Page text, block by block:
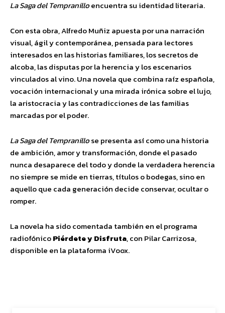
La Saga del Tempranilloencuentra su identidad literaria.
Con esta obra, Alfredo Muñiz apuesta por una narración
visual, ágil y contemporánea, pensada para lectores
interesados en las historias familiares, los secretos de
alcoba, las disputas por la herencia y los escenarios
vinculados al vino. Una novela que combina raíz española,
vocación internacional y una mirada irónica sobre el lujo,
la aristocracia y las contradicciones de las familias
marcadas por el poder.
La Saga del Tempranillose presenta así como una historia
de ambición, amor y transformación, donde el pasado
nunca desaparece del todo y donde la verdadera herencia
no siempre se mide en tierras, títulos o bodegas, sino en
aquello que cada generación decide conservar, ocultar o
romper.
La novela ha sido comentada también en el programa
radiofónicoPiérdete y Disfruta, con Pilar Carrizosa,
disponible en la plataforma iVoox.